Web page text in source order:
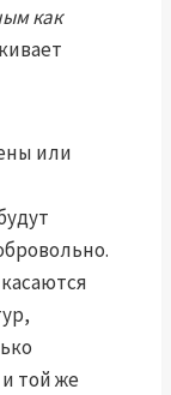
как
или
той же